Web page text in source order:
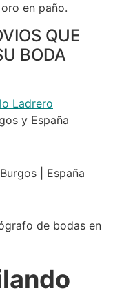
en paño.
QUE
BODA
Ladrero
y España
| España
de bodas en